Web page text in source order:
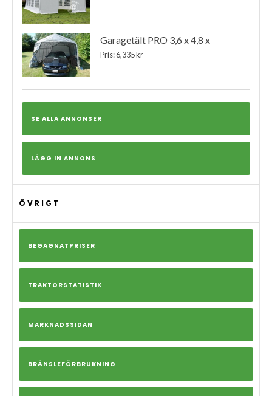
Garagetält PRO 3,6 x 4,8 x
Pris: 6,335 kr
SE ALLA ANNONSER
LÄGG IN ANNONS
ÖVRIGT
BEGAGNATPRISER
TRAKTORSTATISTIK
MARKNADSSIDAN
BRÄNSLEFÖRBRUKNING